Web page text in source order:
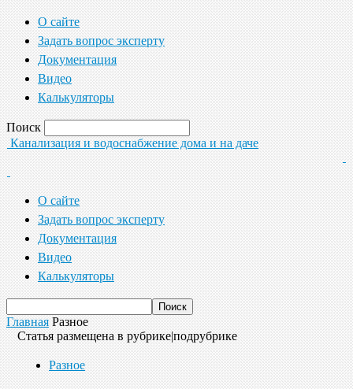
О сайте
Задать вопрос эксперту
Документация
Видео
Калькуляторы
Поиск
Канализация и водоснабжение дома и на даче
О сайте
Задать вопрос эксперту
Документация
Видео
Калькуляторы
Главная Разное
Статья размещена в рубрике|подрубрике
Разное